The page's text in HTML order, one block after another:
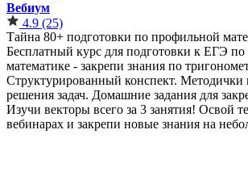
Вебиум
4.9 (25)
Тайна 80+ подготовки по профильной
Бесплатный курс для подготовки к ЕГЭ
математике - закрепи знания по
Структурированный конспект.
решения задач. Домашние задания для
Изучи векторы всего за 3 занятия! Освой
вебинарах и закрепи новые знания на